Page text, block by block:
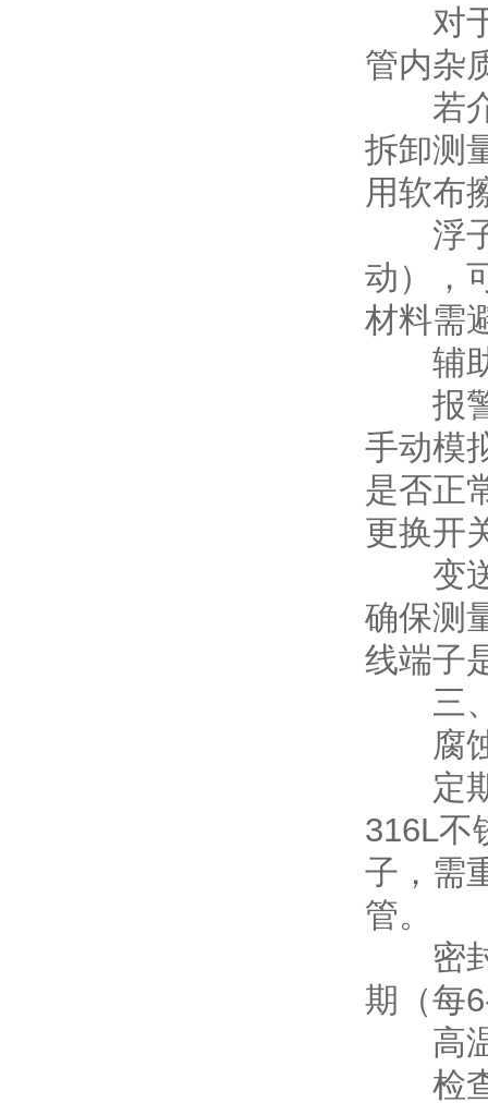
对于
管内杂
若介
拆卸测
用软布
浮子
动），
材料需
辅助
报警
手动模
是否正
更换开
变送
确保测
线端子
三、
腐蚀
定期
316L不
子，需
管。
密封
期（每
高温/
检查